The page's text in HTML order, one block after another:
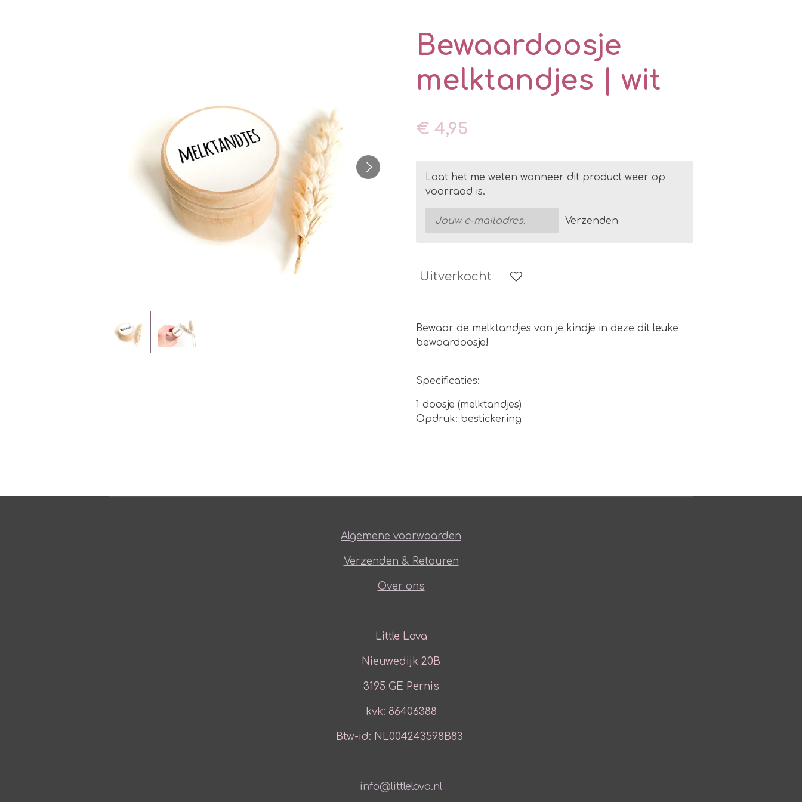
Bewaardoosje
melktandjes | wit
€ 4,95
Laat het me weten wanneer dit product weer op
voorraad is.
Verzenden
Uitverkocht
Bewaar de melktandjes van je kindje in deze dit leuke
bewaardoosje!
Specificaties:
1 doosje (melktandjes)
Opdruk: bestickering
Algemene voorwaarden
Verzenden & Retouren
Over ons
Little Lova
Nieuwedijk 20B
3195 GE Pernis
kvk: 86406388
Btw-id: NL004243598B83
info@littlelova.nl